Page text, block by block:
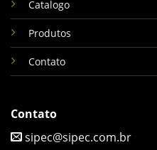
Catalogo
Produtos
Contato
Contato
sipec@sipec.com.br